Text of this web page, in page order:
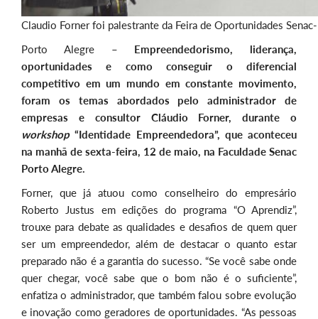
Claudio Forner foi palestrante da Feira de Oportunidades
Porto Alegre – Empreendedorismo, liderança,
oportunidades e como conseguir o diferencial
competitivo em um mundo em constante movimento,
foram os temas abordados pelo administrador de
empresas e consultor Cláudio Forner, durante o
workshop“Identidade Empreendedora”, que aconteceu
na manhã de sexta-feira, 12 de maio, na Faculdade Senac
Porto Alegre.
Forner, que já atuou como conselheiro do empresário
Roberto Justus em edições do programa “O Aprendiz”,
trouxe para debate as qualidades e desafios de quem quer
ser um empreendedor, além de destacar o quanto estar
preparado não é a garantia do sucesso. “Se você sabe onde
quer chegar, você sabe que o bom não é o suficiente”,
enfatiza o administrador, que também falou sobre evolução
e inovação como geradores de oportunidades. “As pessoas